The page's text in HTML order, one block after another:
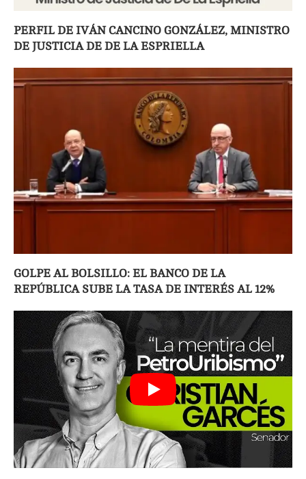
PERFIL DE IVÁN CANCINO GONZÁLEZ, MINISTRO
DE JUSTICIA DE DE LA ESPRIELLA
GOLPE AL BOLSILLO: EL BANCO DE LA
REPÚBLICA SUBE LA TASA DE INTERÉS AL 12%